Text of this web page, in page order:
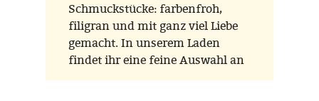
Schmuckstücke: farbenfroh,
filigran und mit ganz viel Liebe
gemacht. In unserem Laden
findet ihr eine feine Auswahl an
Glasvögeln der Marken Scheler